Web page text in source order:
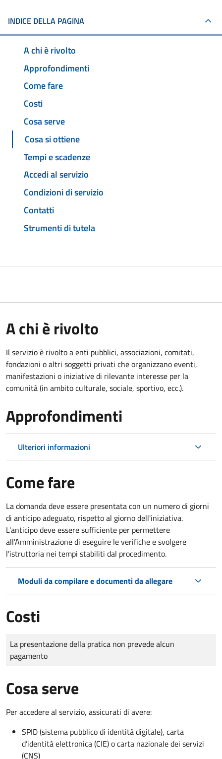
INDICE DELLA PAGINA
A chi è rivolto
Approfondimenti
Come fare
Costi
Cosa serve
Cosa si ottiene
Tempi e scadenze
Accedi al servizio
Condizioni di servizio
Contatti
Strumenti di tutela
A chi è rivolto
Il servizio è rivolto a enti pubblici, associazioni, comitati,
fondazioni o altri soggetti privati che organizzano eventi,
manifestazioni o iniziative di rilevante interesse per la
comunità (in ambito culturale, sociale, sportivo, ecc.).
Approfondimenti
Ulteriori informazioni
Come fare
La domanda deve essere presentatacon un numero di giorni
di anticipo adeguato, rispetto al giorno dell'iniziativa.
L'anticipo deve essere sufficiente per permettere
all'Amministrazione di eseguire le verifiche e svolgere
l'istruttoria nei tempi stabiliti dal procedimento.
Moduli da compilare e documenti da allegare
Costi
Tipo di pagamento
Importo
La presentazione della pratica non prevede alcun
pagamento
Cosa serve
Per accedere al servizio, assicurati di avere:
SPID (sistema pubblico di identità digitale), carta
d’identità elettronica (CIE) o carta nazionale dei servizi
(CNS)